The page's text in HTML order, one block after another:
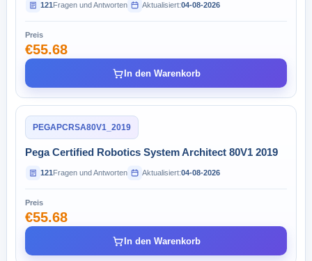
121Fragen und Antworten Aktualisiert:04-08-2026
Preis
€55.68
In den Warenkorb
PEGAPCRSA80V1_2019
Pega Certified Robotics System Architect 80V1 2019
121Fragen und Antworten Aktualisiert:04-08-2026
Preis
€55.68
In den Warenkorb